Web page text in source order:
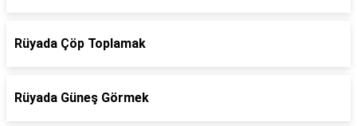
Rüyada Çöp Toplamak
Rüyada Güneş Görmek